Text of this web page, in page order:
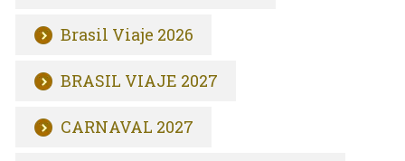
Brasil Viaje 2026
BRASIL VIAJE 2027
CARNAVAL 2027